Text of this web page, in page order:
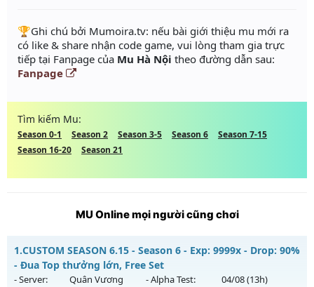
️🏆Ghi chú bởi Mumoira.tv: nếu bài giới thiệu mu mới ra
có like & share nhận code game, vui lòng tham gia trực
tiếp tại Fanpage của Mu Hà Nội theo đường dẫn sau:
Fanpage
Tìm kiếm Mu:
Season 0-1 Season 2 Season 3-5 Season 6
Season 7-15
Season 16-20
Season 21
MU Online mọi người cũng chơi
1.CUSTOM SEASON 6.15 - Season 6 - Exp: 9999x - Drop: 90%
- Đua Top thưởng lớn, Free Set
- Server: Quân Vương - Alpha Test: 04/08(13h)